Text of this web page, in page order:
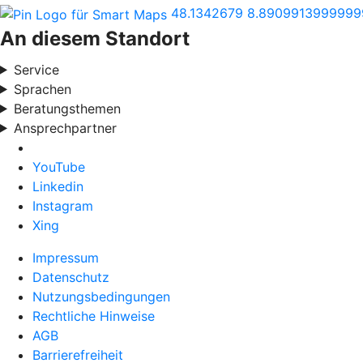
48.1342679
An diesem Standort
Service
Sprachen
Beratungsthemen
Ansprechpartner
YouTube
Linkedin
Instagram
Xing
Impressum
Datenschutz
Nutzungsbedingungen
Rechtliche Hinweise
AGB
Barrierefreiheit